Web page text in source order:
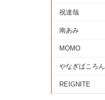
祝達哉
南あみ
MOMO
やなぎばころん
REIGNITE